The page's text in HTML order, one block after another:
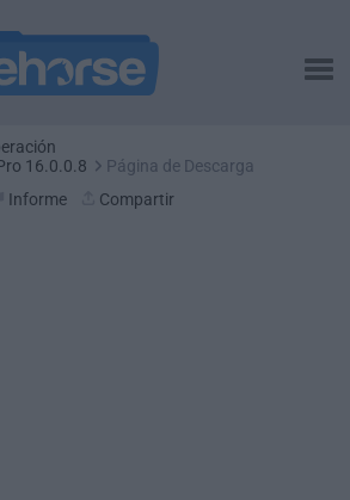
16.0.0.8
Página de Descarga
Informe
Compartir